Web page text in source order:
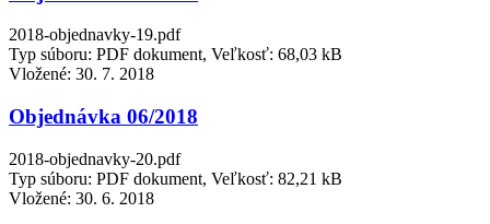
2018-objednavky-19.pdf
Typ súboru: PDF dokument, Veľkosť: 68,03 kB
Vložené: 30. 7. 2018
Objednávka 06/2018
2018-objednavky-20.pdf
Typ súboru: PDF dokument, Veľkosť: 82,21 kB
Vložené: 30. 6. 2018